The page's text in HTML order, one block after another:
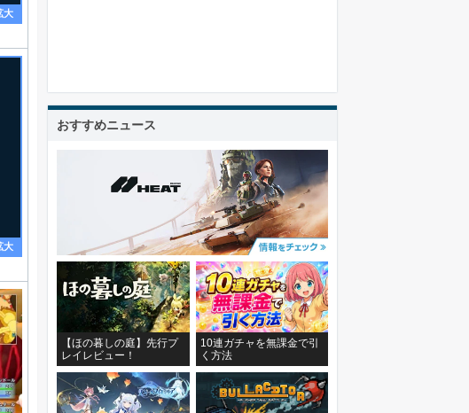
おすすめニュース
【ほの暮しの庭】先行プ
レイレビュー！
10連ガチャを無課金で引
く方法